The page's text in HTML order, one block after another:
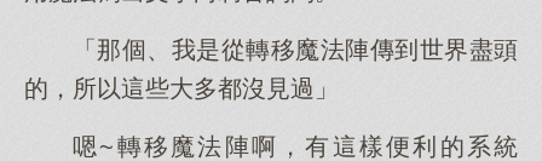
「那個、我是從轉移魔法陣傳到世界盡頭
的，所以這些大多都沒見過」
嗯~轉移魔法陣啊，有這樣便利的系統